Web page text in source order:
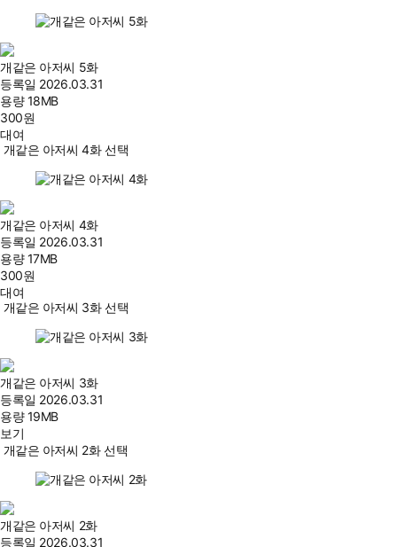
개같은 아저씨 5화
등록일 2026.03.31
용량18MB
300원
대여
개같은 아저씨 4화 선택
개같은 아저씨 4화
등록일 2026.03.31
용량17MB
300원
대여
개같은 아저씨 3화 선택
개같은 아저씨 3화
등록일 2026.03.31
용량19MB
보기
개같은 아저씨 2화 선택
개같은 아저씨 2화
등록일 2026.03.31